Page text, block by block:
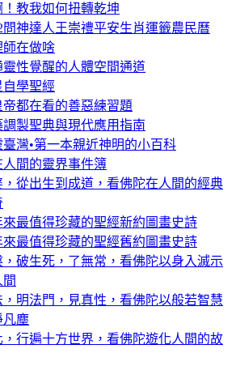
！教我如何扭轉乾坤
問神達人王崇禮平安生肖運籤農民曆
師在做啥
靈性覺醒的人體空間通道
自學聖經
帝都在看的善惡練習題
調製聖典與現代應用指南
臺灣•第一本親近神明的小百科
人間的靈界事件簿
，從出生到成道，看佛陀在人間的經典
來最值得珍藏的聖經新約圖畫史詩
來最值得珍藏的聖經舊約圖畫史詩
，破生死，了無常，看佛陀以身入滅示
，明法門，見真性，看佛陀以般若智慧
凡塵
，行遍十方世界，看佛陀遊化人間的故